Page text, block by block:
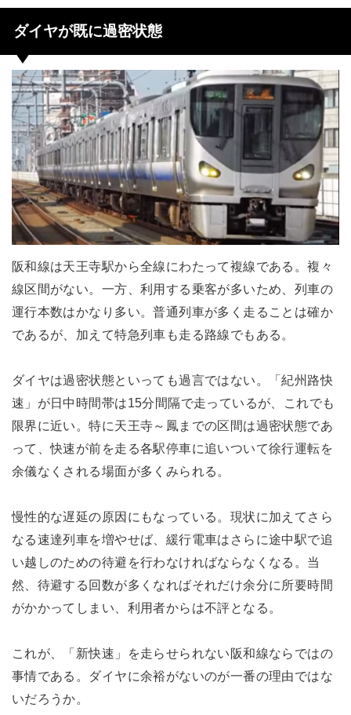
ダイヤが既に過密状態
阪和線は天王寺駅から全線にわたって複線である。複々
線区間がない。一方、利用する乗客が多いため、列車の
運行本数はかなり多い。普通列車が多く走ることは確か
であるが、加えて特急列車も走る路線でもある。
ダイヤは過密状態といっても過言ではない。「紀州路快
速」が日中時間帯は15分間隔で走っているが、これでも
限界に近い。特に天王寺～鳳までの区間は過密状態であ
って、快速が前を走る各駅停車に追いついて徐行運転を
余儀なくされる場面が多くみられる。
慢性的な遅延の原因にもなっている。現状に加えてさら
なる速達列車を増やせば、緩行電車はさらに途中駅で追
い越しのための待避を行わなければならなくなる。当
然、待避する回数が多くなればそれだけ余分に所要時間
がかかってしまい、利用者からは不評となる。
これが、「新快速」を走らせられない阪和線ならではの
事情である。ダイヤに余裕がないのが一番の理由ではな
いだろうか。